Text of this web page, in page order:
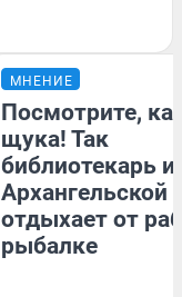
МНЕНИЕ
Посмотрите,
щука! Так
библиотекарь
Архангельской
отдыхает от
рыбалке